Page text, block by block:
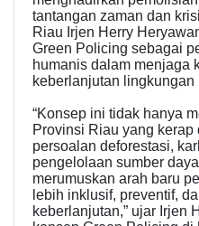
tantangan zaman dan
Riau Irjen Herry
Green Policing sebagai
humanis dalam menjaga
keberlanjutan lingkungan
“Konsep ini tidak hanya
Provinsi Riau yang kerap
persoalan deforestasi,
pengelolaan sumber
merumuskan arah baru
lebih inklusif, preventif,
keberlanjutan,” ujar Irjen